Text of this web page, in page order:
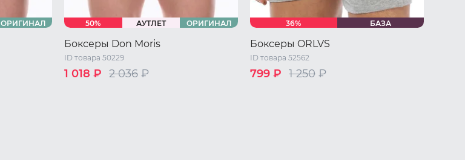
ОРИГИНАЛ 50% АУТЛЕТ ОРИГИНАЛ
Боксеры Don Moris
ID товара 50229
1 018 ₽ 2 036 ₽
36% БАЗА
Боксеры ORLVS
ID товара 52562
799 ₽ 1 250 ₽